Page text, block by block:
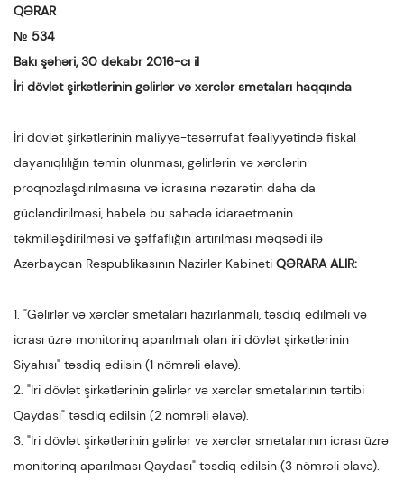
QƏRAR
№ 534
Bakı şəhəri, 30 dekabr 2016-cı il
İri dövlət şirkətlərinin gəlirlər və xərclər smetaları haqqında
İri dövlət şirkətlərinin maliyyə-təsərrüfat fəaliyyətində fiskal
dayanıqlılığın təmin olunması, gəlirlərin və xərclərin
proqnozlaşdırılmasına və icrasına nəzarətin daha da
gücləndirilməsi, habelə bu sahədə idarəetmənin
təkmilləşdirilməsi və şəffaflığın artırılması məqsədi ilə
Azərbaycan Respublikasının Nazirlər Kabineti QƏRARA ALIR:
1. "Gəlirlər və xərclər smetaları hazırlanmalı, təsdiq edilməli və
icrası üzrə monitorinq aparılmalı olan iri dövlət şirkətlərinin
Siyahısı" təsdiq edilsin (1 nömrəli əlavə).
2. "İri dövlət şirkətlərinin gəlirlər və xərclər smetalarının tərtibi
Qaydası" təsdiq edilsin (2 nömrəli əlavə).
3. "İri dövlət şirkətlərinin gəlirlər və xərclər smetalarının icrası üzrə
monitorinq aparılması Qaydası" təsdiq edilsin (3 nömrəli əlavə).